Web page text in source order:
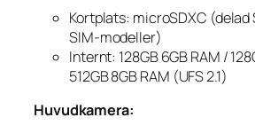
Kortplats: microSDXC (delad
SIM-modeller)
Internt: 128GB 6GB RAM /
512GB 8GB RAM (UFS 2.1)
Huvudkamera: